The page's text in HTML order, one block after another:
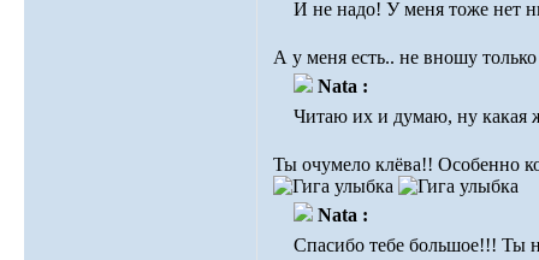
И не надо! У меня тоже нет
А у меня есть.. не вношу
Nata :
Читаю их и думаю, ну какая
Ты очумело клёва!! Особенно
Nata :
Спасибо тебе большое!!! Ты